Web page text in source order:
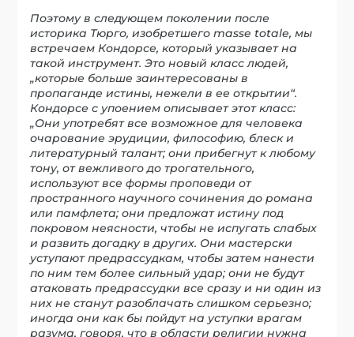
Поэтому в следующем поколении после
историка Тюрго, изобретшегоmasse totale, мы
встречаем Кондорсе, который указывает на
такой инструмент. Это новый класс людей,
„которые больше заинтересованы в
пропаганде истины, нежели в ее открытии“.
Кондорсе с упоением описывает этот класс:
„Они употребят все возможное для человека
очарование эрудиции, философию, блеск и
литературный талант; они прибегнут к любому
тону, от вежливого до трогательного,
используют все формы проповеди от
пространного научного сочинения до романа
или памфлета; они предложат истину под
покровом неясности, чтобы не испугать слабых
и развить догадку в других. Они мастерски
уступают предрассудкам, чтобы затем нанести
по ним тем более сильный удар; они не будут
атаковать предрассудки все сразу и ни один из
них не станут разоблачать слишком серьезно;
иногда они как бы пойдут на уступки врагам
разума, говоря, что в области религии нужна